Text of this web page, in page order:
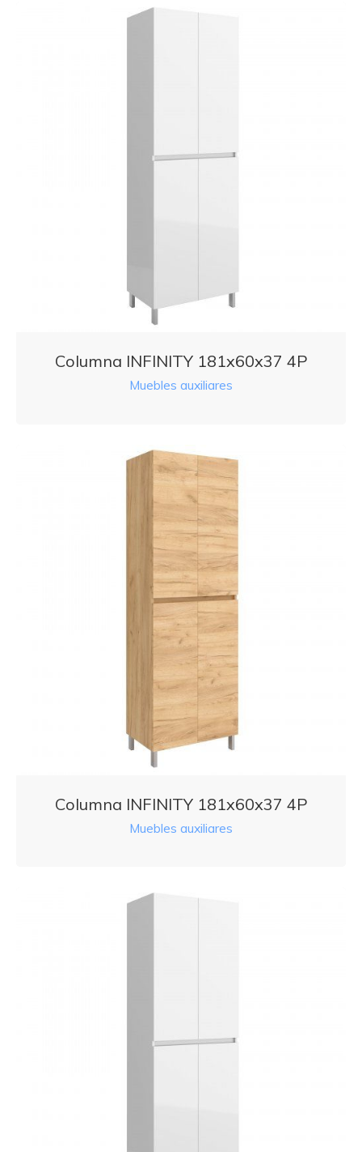
Columna INFINITY 181x60x37 4P
Muebles auxiliares
Columna INFINITY 181x60x37 4P
Muebles auxiliares